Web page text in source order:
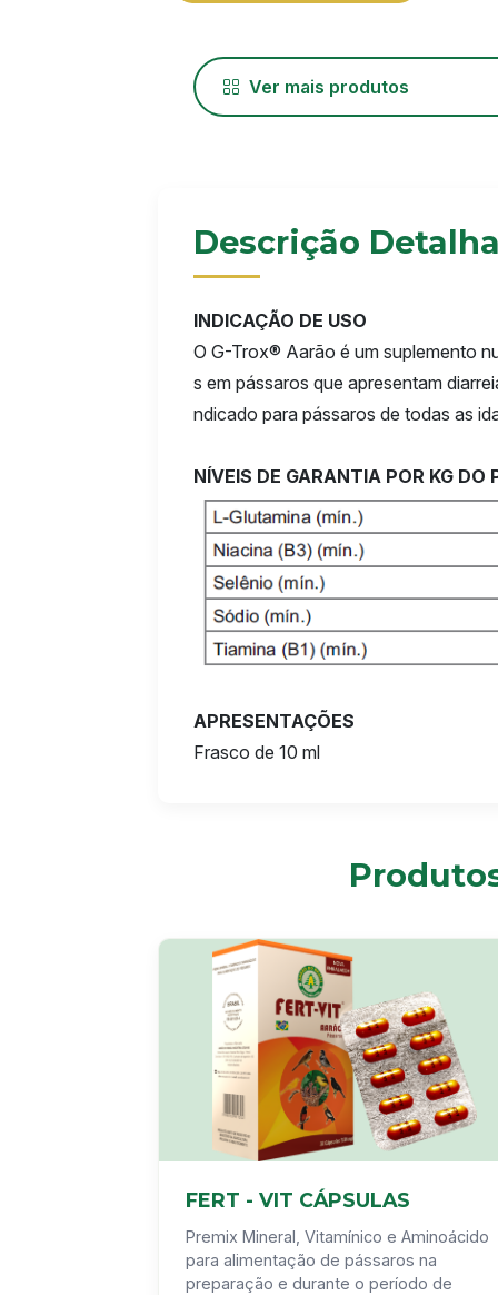
Ver mais produtos
Descrição
INDICAÇÃO DE USO
O G-Trox® Aarão é um suplemento
s em pássaros que apresentam
ndicado para pássaros de todas as
NÍVEIS DE GARANTIA POR KG DO
APRESENTAÇÕES
Frasco de 10 ml
FERT - VIT CÁPSULAS
Premix Mineral, Vitamínico e Aminoácido
para alimentação de pássaros na
preparação e durante o período de